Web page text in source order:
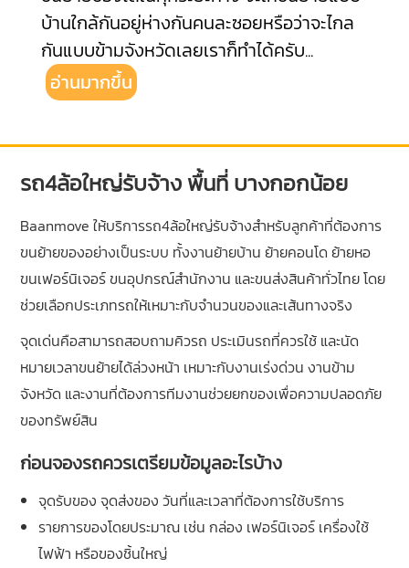
บ้านใกล้กันอยู่ห่างกันคนละซอยหรือว่าจะไกล
กันแบบข้ามจังหวัดเลยเราก็ทำได้ครับ...
อ่านมากขึ้น
รถ4ล้อใหญ่รับจ้าง พื้นที่ บางกอกน้อย
Baanmove ให้บริการรถ4ล้อใหญ่รับจ้างสำหรับลูกค้าที่ต้องการ
ขนย้ายของอย่างเป็นระบบ ทั้งงานย้ายบ้าน ย้ายคอนโด ย้ายหอ
ขนเฟอร์นิเจอร์ ขนอุปกรณ์สำนักงาน และขนส่งสินค้าทั่วไทย โดย
ช่วยเลือกประเภทรถให้เหมาะกับจำนวนของและเส้นทางจริง
จุดเด่นคือสามารถสอบถามคิวรถ ประเมินรถที่ควรใช้ และนัด
หมายเวลาขนย้ายได้ล่วงหน้า เหมาะกับงานเร่งด่วน งานข้าม
จังหวัด และงานที่ต้องการทีมงานช่วยยกของเพื่อความปลอดภัย
ของทรัพย์สิน
ก่อนจองรถควรเตรียมข้อมูลอะไรบ้าง
จุดรับของ จุดส่งของ วันที่และเวลาที่ต้องการใช้บริการ
รายการของโดยประมาณ เช่น กล่อง เฟอร์นิเจอร์ เครื่องใช้
ไฟฟ้า หรือของชิ้นใหญ่